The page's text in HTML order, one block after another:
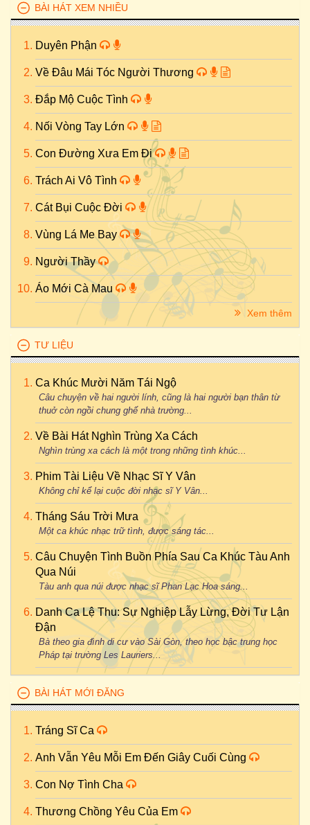
BÀI HÁT XEM NHIỀU
Duyên Phận
Về Đâu Mái Tóc Người Thương
Đắp Mộ Cuộc Tình
Nối Vòng Tay Lớn
Con Đường Xưa Em Đi
Trách Ai Vô Tình
Cát Bụi Cuộc Đời
Vùng Lá Me Bay
Người Thầy
Áo Mới Cà Mau
Xem thêm
TƯ LIỆU
Ca Khúc Mười Năm Tái Ngộ
Câu chuyện về hai người lính, cũng là hai người bạn thân từ
thuở còn ngồi chung ghế nhà trường...
Về Bài Hát Nghìn Trùng Xa Cách
Nghìn trùng xa cách là một trong những tình khúc...
Phim Tài Liệu Về Nhạc Sĩ Y Vân
Không chỉ kể lại cuộc đời nhạc sĩ Y Vân...
Tháng Sáu Trời Mưa
Một ca khúc nhạc trữ tình, được sáng tác...
Câu Chuyện Tình Buồn Phía Sau Ca Khúc Tàu Anh
Qua Núi
Tàu anh qua núi được nhạc sĩ Phan Lạc Hoa sáng...
Danh Ca Lệ Thu: Sự Nghiệp Lẫy Lừng, Đời Tư Lận
Đận
Bà theo gia đình di cư vào Sài Gòn, theo học bậc trung học
Pháp tại trường Les Lauriers...
BÀI HÁT MỚI ĐĂNG
Tráng Sĩ Ca
Anh Vẫn Yêu Mỗi Em Đến Giây Cuối Cùng
Con Nợ Tình Cha
Thương Chồng Yêu Của Em